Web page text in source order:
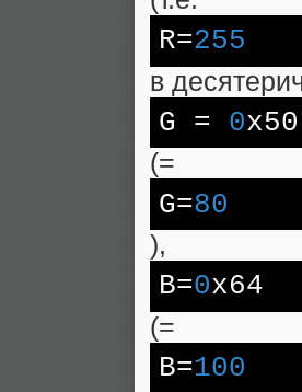
R=255
в
G = 0x50
(=
G=80
),
B=0x64
(=
B=100